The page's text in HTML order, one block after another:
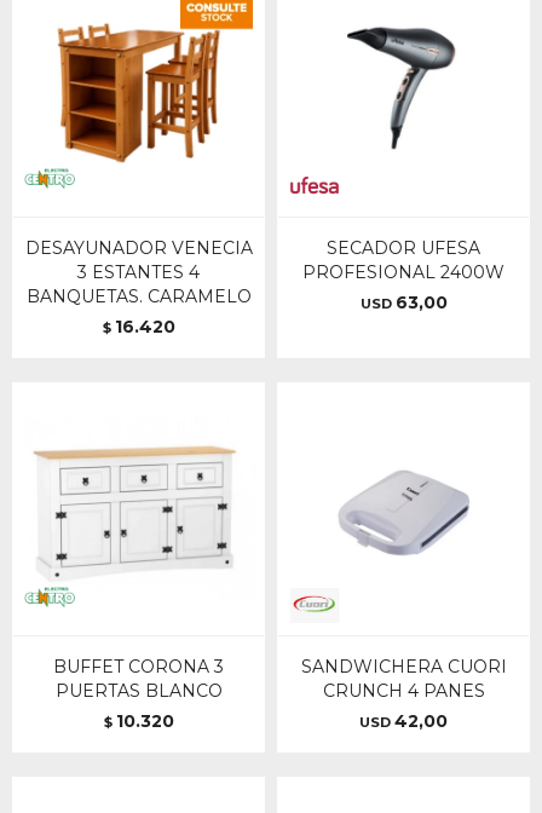
DESAYUNADOR VENECIA
3 ESTANTES 4
BANQUETAS. CARAMELO
$ 16.420
SECADOR UFESA
PROFESIONAL 2400W
USD 63,00
BUFFET CORONA 3
PUERTAS BLANCO
$ 10.320
SANDWICHERA CUORI
CRUNCH 4 PANES
USD 42,00